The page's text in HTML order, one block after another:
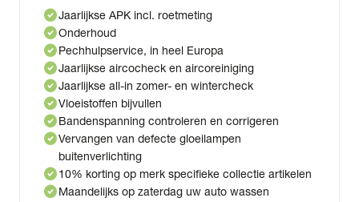
check_circleJaarlijkse APK incl. roetmeting
check_circleOnderhoud
check_circlePechhulpservice, in heel Europa
check_circleJaarlijkse aircocheck en aircoreiniging
check_circleJaarlijkse all-in zomer- en wintercheck
check_circleVloeistoffen bijvullen
check_circleBandenspanning controleren en corrigeren
check_circleVervangen van defecte gloeilampen
buitenverlichting
check_circle10% korting op merk specifieke collectie artikelen
check_circleMaandelijks op zaterdag uw auto wassen